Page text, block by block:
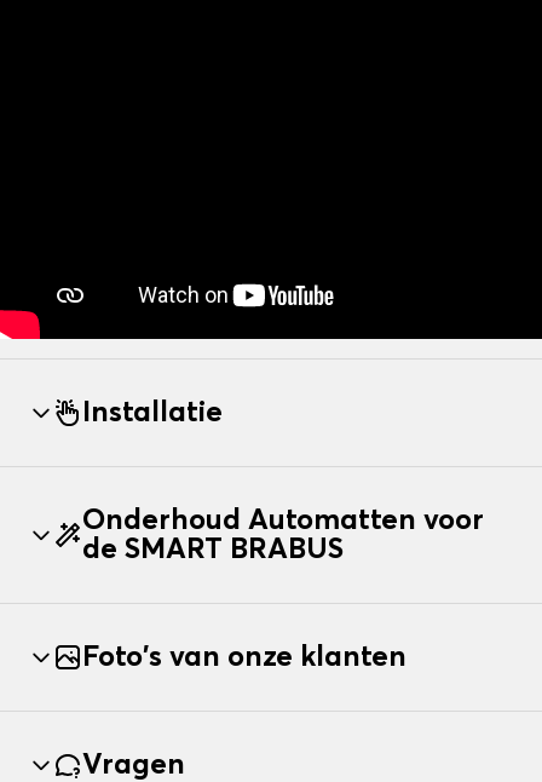
Installatie
Onderhoud Automatten voor
de SMART BRABUS
Foto's van onze klanten
Vragen